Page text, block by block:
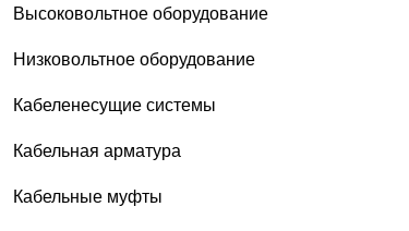
Высоковольтное оборудование
Низковольтное оборудование
Кабеленесущие системы
Кабельная арматура
Кабельные муфты